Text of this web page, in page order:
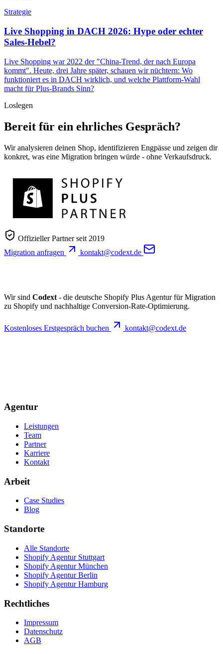
Strategie
Live Shopping in DACH 2026: Hype oder echter
Sales-Hebel?
Live Shopping war 2022 der "China-Trend, der nach Europa
kommt". Heute, drei Jahre später, schauen wir nüchtern: Wo
funktioniert es in DACH wirklich, und welche Plattform-Wahl
macht für Plus-Brands Sinn?
Loslegen
Bereit für ein ehrliches Gespräch?
Wir analysieren deinen Shop, identifizieren Engpässe und zeigen dir
konkret, was eine Migration bringen würde - ohne Verkaufsdruck.
Offizieller Partner seit 2019
Migration anfragen
kontakt@codext.de
Wir sind Codext - die deutsche Shopify Plus Agentur für Migration
zu Shopify und nachhaltige Conversion-Rate-Optimierung.
Kostenloses Erstgespräch buchen kontakt@codext.de
Agentur
Leistungen
Team
Partner
Karriere
Kontakt
Arbeit
Case Studies
Blog
Standorte
Alle Standorte
Shopify Agentur Stuttgart
Shopify Agentur München
Shopify Agentur Berlin
Shopify Agentur Hamburg
Rechtliches
Impressum
Datenschutz
AGB